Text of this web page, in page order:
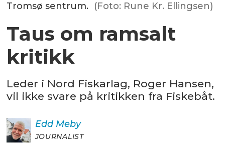
Tromsø sentrum. (Foto: Rune Kr. Ellingsen)
Taus om ramsalt
kritikk
Leder i Nord Fiskarlag, Roger Hansen,
vil ikke svare på kritikken fra Fiskebåt.
Edd Meby
JOURNALIST